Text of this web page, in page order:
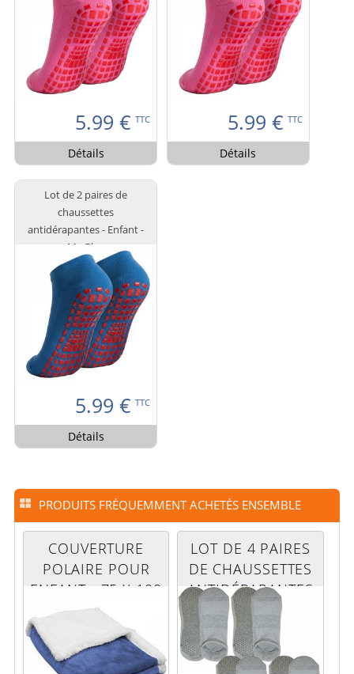
5.99 € TTC
Détails
5.99 € TTC
Détails
Lot de 2 paires de
chaussettes
antidérapantes - Enfant -
M - Bleu
5.99 € TTC
Détails
PRODUITS FRÉQUEMMENT ACHETÉS ENSEMBLE
COUVERTURE
POLAIRE POUR
ENFANT - 75 X 100
CM - BLEU
LOT DE 4 PAIRES
DE CHAUSSETTES
ANTIDÉRAPANTES
- L - GRIS